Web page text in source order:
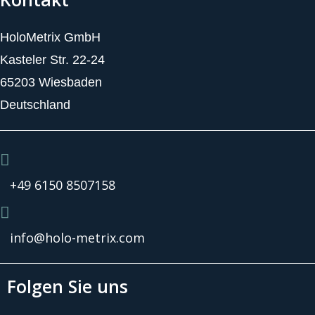
HoloMetrix GmbH
Kasteler Str. 22-24
65203 Wiesbaden
Deutschland
+49 6150 8507158
info@holo-metrix.com
Folgen Sie uns